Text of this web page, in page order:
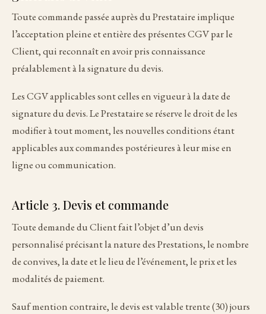
Toute commande passée auprès du Prestataire implique
l’acceptation pleine et entière des présentes CGV par le
Client, qui reconnaît en avoir pris connaissance
préalablement à la signature du devis.
Les CGV applicables sont celles en vigueur à la date de
signature du devis. Le Prestataire se réserve le droit de les
modifier à tout moment, les nouvelles conditions étant
applicables aux commandes postérieures à leur mise en
ligne ou communication.
Article 3. Devis et commande
Toute demande du Client fait l’objet d’un devis
personnalisé précisant la nature des Prestations, le nombre
de convives, la date et le lieu de l’événement, le prix et les
modalités de paiement.
Sauf mention contraire, le devis est valable trente (30) jours